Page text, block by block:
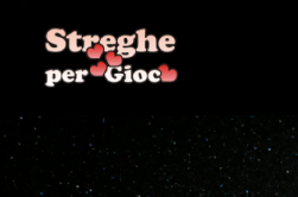
contenuto